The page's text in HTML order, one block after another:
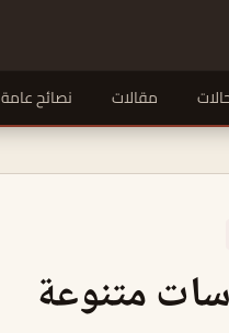
مقالات نصائح عامة
متنوعة